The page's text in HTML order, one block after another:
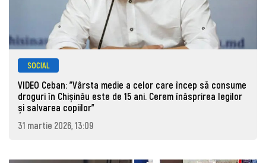
SOCIAL
VIDEO Ceban: "Vârsta medie a celor care încep să consume
droguri în Chișinău este de 15 ani. Cerem înăsprirea legilor
și salvarea copiilor"
31 martie 2026, 13:09